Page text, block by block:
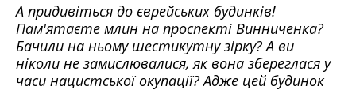
А придивіться до єврейських будинків!
Пам'ятаєте млин на проспекті Винниченка?
Бачили на ньому шестикутну зірку? А ви
ніколи не замислювалися, як вона збереглася у
часи нацистської окупації? Адже цей будинок